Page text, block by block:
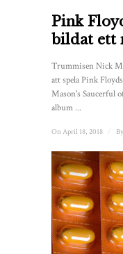
Pink
bildat ett
Trummisen Nick
att spela Pink
Mason's Saucerful
album ...
On April 18, 2018 By